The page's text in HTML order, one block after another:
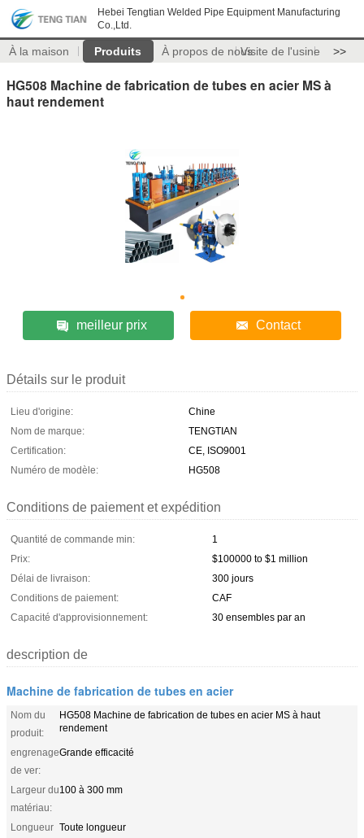
Hebei Tengtian Welded Pipe Equipment Manufacturing
Co.,Ltd.
À la maison Produits À propos de nousVisite de l'usine >>
HG508 Machine de fabrication de tubes en acier MS à
haut rendement
meilleur prix Contact
Détails sur le produit
Lieu d'origine:
Chine
Nom de marque:
TENGTIAN
Certification:
CE, ISO9001
Numéro de modèle:
HG508
Conditions de paiement et expédition
Quantité de commande min:
1
Prix:
$100000 to $1 million
Délai de livraison:
300 jours
Conditions de paiement:
CAF
Capacité d'approvisionnement:
30 ensembles par an
description de
Machine de fabrication de tubes en acier
Nom du
produit:
HG508 Machine de fabrication de tubes en acier MS à haut
rendement
engrenage
de ver:
Grande efficacité
Largeur du
matériau:
100 à 300 mm
Longueur Toute longueur